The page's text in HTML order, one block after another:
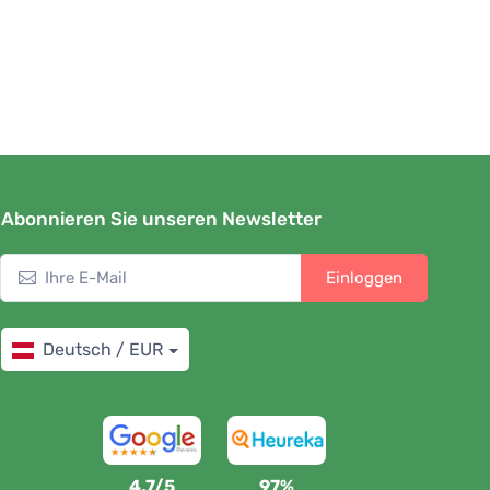
Abonnieren Sie unseren Newsletter
Einloggen
Deutsch / EUR